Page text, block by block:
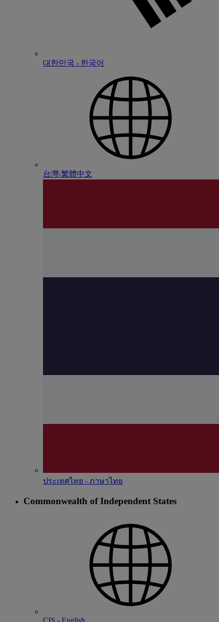
대한민국 - 한국어
台灣-繁體中文
ประเทศไทย - ภาษาไทย
Commonwealth of Independent States